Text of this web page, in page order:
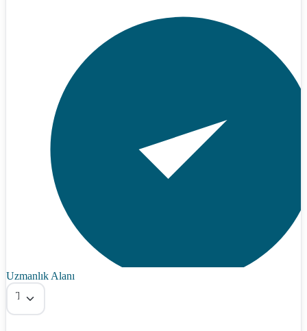
Uzmanlık Alanı
Tümü